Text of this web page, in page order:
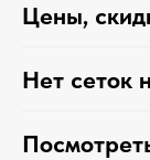
Цены,
Нет сеток